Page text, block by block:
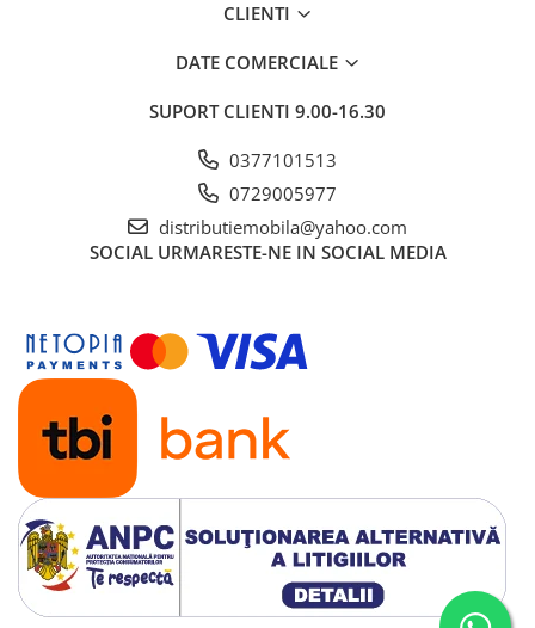
CLIENTI
DATE COMERCIALE
SUPORT CLIENTI 9.00-16.30
0377101513
0729005977
distributiemobila@yahoo.com
SOCIAL URMARESTE-NE IN SOCIAL MEDIA